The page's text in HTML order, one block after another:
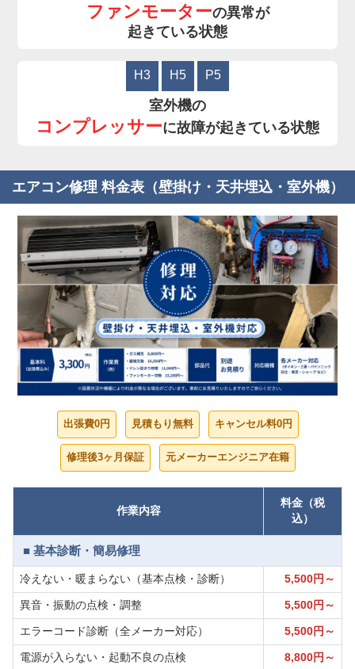
ファンモーターの異常が
起きている状態
H3 H5 P5
室外機の
コンプレッサーに故障が起きている状態
エアコン修理 料金表（壁掛け・天井埋込・室外機）
出張費0円 見積もり無料 キャンセル料0円
修理後3ヶ月保証 元メーカーエンジニア在籍
作業内容
料金（税
込）
■ 基本診断・簡易修理
冷えない・暖まらない（基本点検・診断） 5,500円～
異音・振動の点検・調整 5,500円～
エラーコード診断（全メーカー対応） 5,500円～
電源が入らない・起動不良の点検 8,800円～